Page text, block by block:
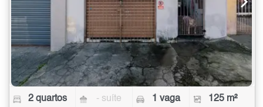
2 quartos - suíte 1 vaga 125 m²